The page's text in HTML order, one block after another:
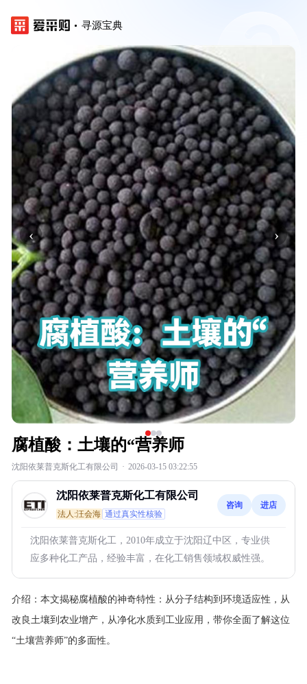
寻源宝典
‹ ›
腐植酸：土壤的“营养师
沈阳依莱普克斯化工有限公司 · 2026-03-15 03:22:55
沈阳依莱普克斯化工有限公司
法人:汪会海 通过真实性核验
咨询 进店
沈阳依莱普克斯化工，2010年成立于沈阳辽中区，专业供
应多种化工产品，经验丰富，在化工销售领域权威性强。
介绍： 本文揭秘腐植酸的神奇特性：从分子结构到环境适应性，从
改良土壤到农业增产，从净化水质到工业应用，带你全面了解这位
“土壤营养师”的多面性。